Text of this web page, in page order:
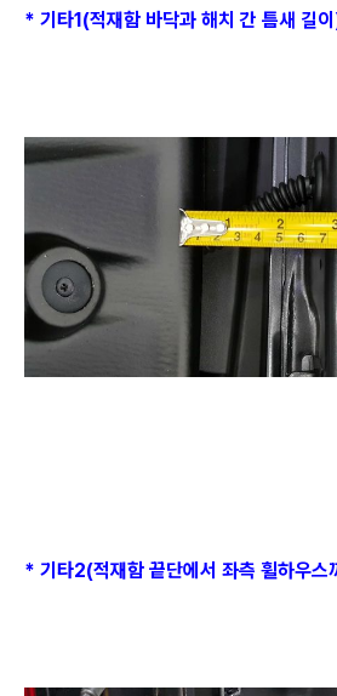
* 기타1(적재함 바닥과 해치 간 틈새 길
* 기타2(적재함 끝단에서 좌측 휠하우